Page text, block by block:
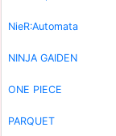
NieR:Automata
NINJA GAIDEN
ONE PIECE
PARQUET